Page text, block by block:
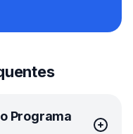
Programa